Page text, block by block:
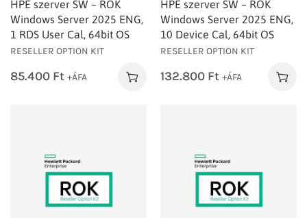
HPE szerver SW – ROK
Windows Server 2025 ENG,
1 RDS User Cal, 64bit OS
RESELLER OPTION KIT
85.400 Ft +ÁFA
HPE szerver SW – ROK
Windows Server 2025 ENG,
10 Device Cal, 64bit OS
RESELLER OPTION KIT
132.800 Ft +ÁFA